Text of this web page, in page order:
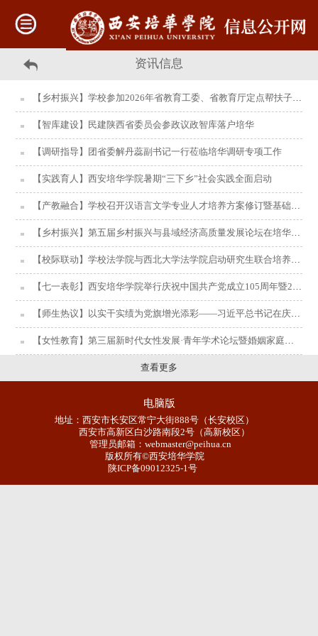
资讯信息
【乡村振兴】学校参加2026年省教育工委、省教育厅定点帮扶子洲县成员单位联席会议
【智库建设】民建陕西省委员会参政议政智库落户培华
【调研指导】团省委解丹蕊副书记一行莅临培华调研专项工作
【实践育人】西安培华学院暑期“三下乡”社会实践全面启动
【产教融合】学校召开汉语言文学专业人才培养方案修订暨基础教育校外实习基地建设研讨会
【乡村振兴】第五届乡村振兴与县域经济高质量发展论坛在培华举行
【校际联动】学校法学院与西北大学法学院启动研究生联合培养及访学结对合作
【七一表彰】西安培华学院举行庆祝中国共产党成立105周年暨2026年“两优一先”表彰大会
【师生热议】以实干实绩为党旗增光添彩——习近平总书记在庆祝中国共产党成立105周年大会上的重要讲话在培华师生中引起热烈反响
【女性教育】第三届新时代女性发展·青年学术论坛暨婚姻家庭发展理论研讨会举行
查看更多
电脑版
地址：西安市长安区常宁大街888号（长安校区）
西安市高新区白沙路南段2号（高新校区）
管理员邮箱：webmaster@peihua.cn
版权所有©西安培华学院
陕ICP备09012325-1号